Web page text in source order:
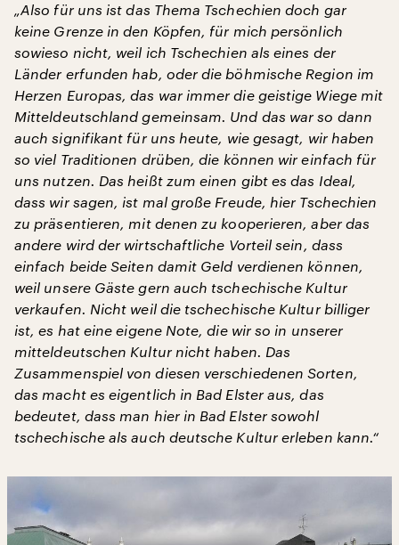
„Also für uns ist das Thema Tschechien doch gar
keine Grenze in den Köpfen, für mich persönlich
sowieso nicht, weil ich Tschechien als eines der
Länder erfunden hab, oder die böhmische Region im
Herzen Europas, das war immer die geistige Wiege mit
Mitteldeutschland gemeinsam. Und das war so dann
auch signifikant für uns heute, wie gesagt, wir haben
so viel Traditionen drüben, die können wir einfach für
uns nutzen. Das heißt zum einen gibt es das Ideal,
dass wir sagen, ist mal große Freude, hier Tschechien
zu präsentieren, mit denen zu kooperieren, aber das
andere wird der wirtschaftliche Vorteil sein, dass
einfach beide Seiten damit Geld verdienen können,
weil unsere Gäste gern auch tschechische Kultur
verkaufen. Nicht weil die tschechische Kultur billiger
ist, es hat eine eigene Note, die wir so in unserer
mitteldeutschen Kultur nicht haben. Das
Zusammenspiel von diesen verschiedenen Sorten,
das macht es eigentlich in Bad Elster aus, das
bedeutet, dass man hier in Bad Elster sowohl
tschechische als auch deutsche Kultur erleben kann.“